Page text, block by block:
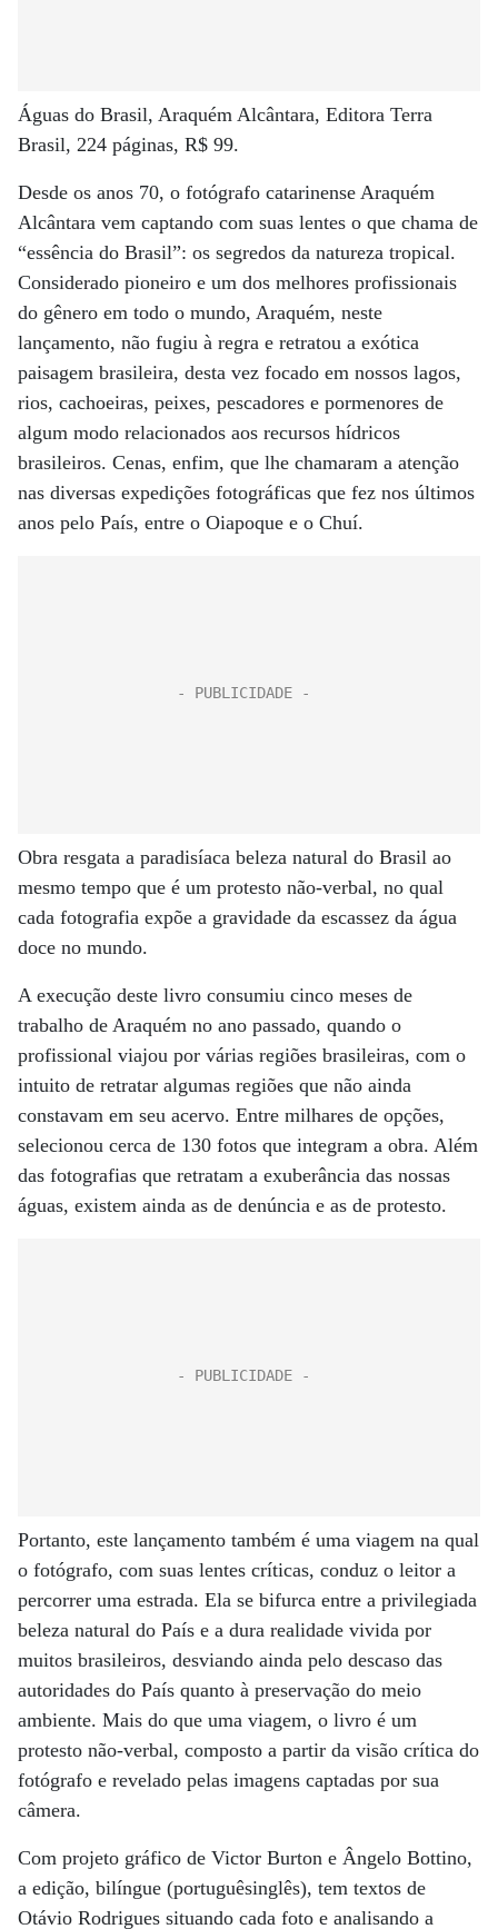
Águas do Brasil, Araquém Alcântara, Editora Terra
Brasil, 224 páginas, R$ 99.
Desde os anos 70, o fotógrafo catarinense Araquém
Alcântara vem captando com suas lentes o que chama de
“essência do Brasil”: os segredos da natureza tropical.
Considerado pioneiro e um dos melhores profissionais
do gênero em todo o mundo, Araquém, neste
lançamento, não fugiu à regra e retratou a exótica
paisagem brasileira, desta vez focado em nossos lagos,
rios, cachoeiras, peixes, pescadores e pormenores de
algum modo relacionados aos recursos hídricos
brasileiros. Cenas, enfim, que lhe chamaram a atenção
nas diversas expedições fotográficas que fez nos últimos
anos pelo País, entre o Oiapoque e o Chuí.
Obra resgata a paradisíaca beleza natural do Brasil ao
mesmo tempo que é um protesto não-verbal, no qual
cada fotografia expõe a gravidade da escassez da água
doce no mundo.
A execução deste livro consumiu cinco meses de
trabalho de Araquém no ano passado, quando o
profissional viajou por várias regiões brasileiras, com o
intuito de retratar algumas regiões que não ainda
constavam em seu acervo. Entre milhares de opções,
selecionou cerca de 130 fotos que integram a obra. Além
das fotografias que retratam a exuberância das nossas
águas, existem ainda as de denúncia e as de protesto.
Portanto, este lançamento também é uma viagem na qual
o fotógrafo, com suas lentes críticas, conduz o leitor a
percorrer uma estrada. Ela se bifurca entre a privilegiada
beleza natural do País e a dura realidade vivida por
muitos brasileiros, desviando ainda pelo descaso das
autoridades do País quanto à preservação do meio
ambiente. Mais do que uma viagem, o livro é um
protesto não-verbal, composto a partir da visão crítica do
fotógrafo e revelado pelas imagens captadas por sua
câmera.
Com projeto gráfico de Victor Burton e Ângelo Bottino,
a edição, bilíngue (portuguêsinglês), tem textos de
Otávio Rodrigues situando cada foto e analisando a